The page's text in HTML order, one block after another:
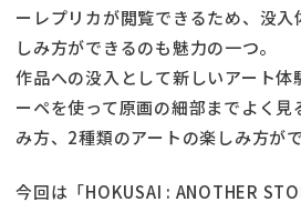
ーレプリカが閲覧できるため、没
しみ方ができるのも魅力の一つ。
作品への没入として新しいアート体
ーペを使って原画の細部までよく見
み方、2種類のアートの楽しみ方が
今回は「HOKUSAI : ANOTHER